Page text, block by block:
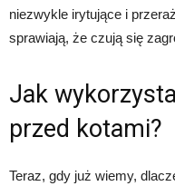
niezwykle irytujące i
sprawiają, że czują się
Jak
przed kotami?
Teraz, gdy już wiemy,